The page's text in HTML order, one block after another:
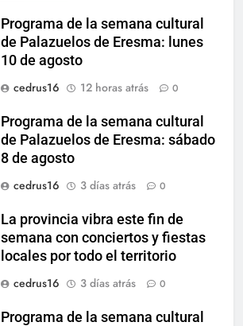
Programa de la semana cultural
de Palazuelos de Eresma: lunes
10 de agosto
cedrus16
12 horas atrás 0
Programa de la semana cultural
de Palazuelos de Eresma: sábado
8 de agosto
cedrus16
3 días atrás 0
La provincia vibra este fin de
semana con conciertos y fiestas
locales por todo el territorio
cedrus16
3 días atrás 0
Programa de la semana cultural